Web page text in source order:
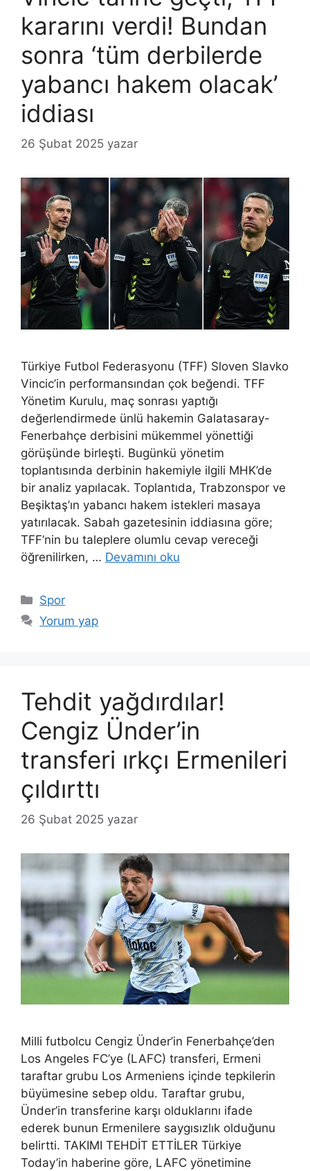
kararını verdi! Bundan
sonra ‘tüm derbilerde
yabancı hakem olacak’
iddiası
26 Şubat 2025 yazar
Türkiye Futbol Federasyonu (TFF) Sloven Slavko
Vincic’in performansından çok beğendi. TFF
Yönetim Kurulu, maç sonrası yaptığı
değerlendirmede ünlü hakemin Galatasaray-
Fenerbahçe derbisini mükemmel yönettiği
görüşünde birleşti. Bugünkü yönetim
toplantısında derbinin hakemiyle ilgili MHK’de
bir analiz yapılacak. Toplantıda, Trabzonspor ve
Beşiktaş’ın yabancı hakem istekleri masaya
yatırılacak. Sabah gazetesinin iddiasına göre;
TFF’nin bu taleplere olumlu cevap vereceği
öğrenilirken, … Devamını oku
Kategoriler
Spor
Yorum yap
Tehdit yağdırdılar!
Cengiz Ünder’in
transferi ırkçı Ermenileri
çıldırttı
26 Şubat 2025 yazar
Milli futbolcu Cengiz Ünder’in Fenerbahçe’den
Los Angeles FC’ye (LAFC) transferi, Ermeni
taraftar grubu Los Armeniens içinde tepkilerin
büyümesine sebep oldu. Taraftar grubu,
Ünder’in transferine karşı olduklarını ifade
ederek bunun Ermenilere saygısızlık olduğunu
belirtti. TAKIMI TEHDİT ETTİLER Türkiye
Today’in haberine göre, LAFC yönetimine